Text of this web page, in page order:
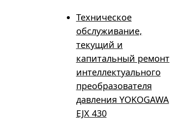
Техническое
обслуживание,
текущий и
капитальный ремонт
интеллектуального
преобразователя
давления YOKOGAWA
EJX 430